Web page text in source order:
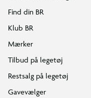
Find din BR
Klub BR
Mærker
Tilbud på legetøj
Restsalg på legetøj
Gavevælger